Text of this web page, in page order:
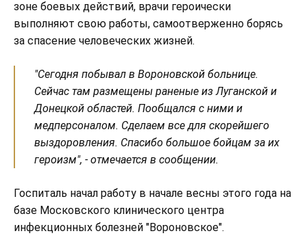
зоне боевых действий, врачи героически
выполняют свою работы, самоотверженно борясь
за спасение человеческих жизней.
"Сегодня побывал в Вороновской больнице.
Сейчас там размещены раненые из Луганской и
Донецкой областей. Пообщался с ними и
медперсоналом. Сделаем все для скорейшего
выздоровления. Спасибо большое бойцам за их
героизм", - отмечается в сообщении.
Госпиталь начал работу в начале весны этого года на
базе Московского клинического центра
инфекционных болезней "Вороновское".